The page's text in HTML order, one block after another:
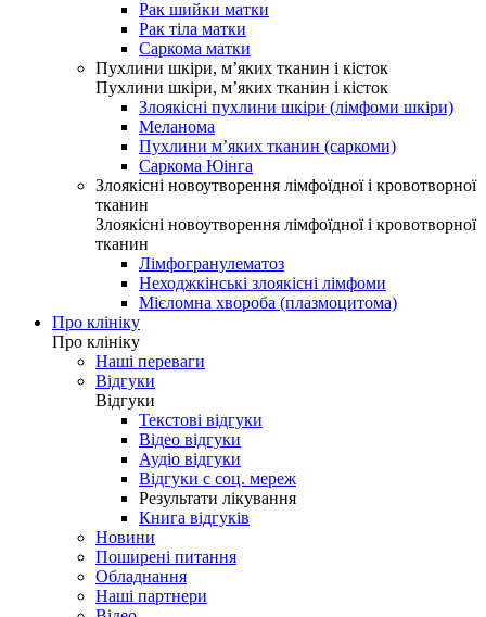
Рак шийки матки
Рак тіла матки
Саркома матки
Пухлини шкіри, м’яких тканин і кісток
Пухлини шкіри, м’яких тканин і кісток
Злоякісні пухлини шкіри (лімфоми шкіри)
Меланома
Пухлини м’яких тканин (саркоми)
Саркома Юінга
Злоякісні новоутворення лімфоїдної і кровотворної
тканин
Злоякісні новоутворення лімфоїдної і кровотворної
тканин
Лімфогранулематоз
Неходжкінські злоякісні лімфоми
Мієломна хвороба (плазмоцитома)
Про клініку
Про клініку
Наші переваги
Відгуки
Відгуки
Текстові відгуки
Відео відгуки
Аудіо відгуки
Відгуки с соц. мереж
Результати лікування
Книга відгуків
Новини
Поширені питання
Обладнання
Наші партнери